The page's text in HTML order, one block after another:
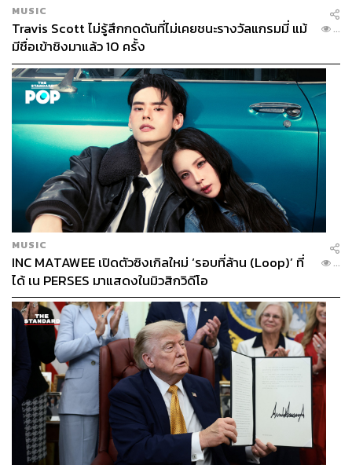
MUSIC
Travis Scott ไม่รู้สึกกดดันที่ไม่เคยชนะรางวัลแกรมมี่ แม้
มีชื่อเข้าชิงมาแล้ว 10 ครั้ง
...
MUSIC
INC MATAWEE เปิดตัวซิงเกิลใหม่ ‘รอบที่ล้าน (Loop)’ ที่
ได้ เน PERSES มาแสดงในมิวสิกวิดีโอ
...